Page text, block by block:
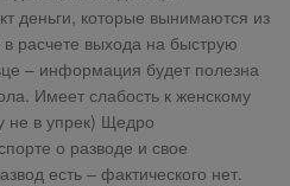
деньги, которые вынимаются из
расчете выхода на быструю
– информация будет полезна
Имеет слабость к женскому
не в упрек) Щедро
о разводе и свое
есть – фактического нет.